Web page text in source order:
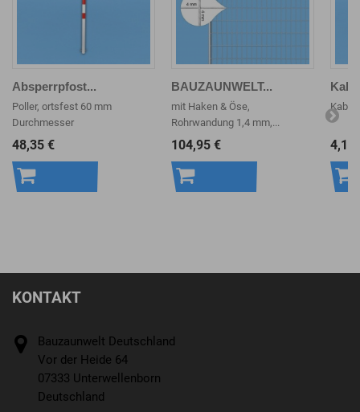
Absperrpfost...
Poller, ortsfest 60 mm
Durchmesser
48,35 €
BAUZAUNWELT...
mit Haken & Öse,
Rohrwandung 1,4 mm,...
104,95 € 4,19
KONTAKT
Bauzaunwelt Deutschland
Vor der Heide 64
07333 Unterwellenborn
Deutschland